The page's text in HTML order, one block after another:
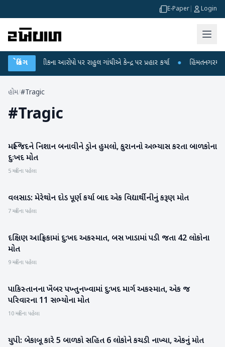
E-Paper Login
બ્રેકિંગ
પરીક્ષા લીકના આરોપો પર રાહુલ ગાંધીએ કેન્દ્ર પર પ્રહાર કર્યા ● હિંમતનગરમાં
હોમ/#Tragic
#Tragic
રાષ્ટ્રીય
મસ્જિદને નિશાન બનાવીને ડ્રોન હુમલો, કુરાનનો અભ્યાસ કરતા બાળકોના
દુઃખદ મોત
5 મહિના પહેલા
રાષ્ટ્રીય
વલસાડ: મેરેથોન દોડ પૂર્ણ કર્યા બાદ એક વિદ્યાર્થીનીનું કરૂણ મોત
7 મહિના પહેલા
આંતરરાષ્ટ્રીય
દક્ષિણ આફ્રિકામાં દુ:ખદ અકસ્માત, બસ ખાડામાં પડી જતા 42 લોકોના
મોત
9 મહિના પહેલા
આંતરરાષ્ટ્રીય
પાકિસ્તાનના ખૈબર પખ્તુનખ્વામાં દુ:ખદ માર્ગ અકસ્માત, એક જ
પરિવારના 11 સભ્યોના મોત
10 મહિના પહેલા
રાષ્ટ્રીય
યુપી: બેકાબૂ કારે 5 બાળકો સહિત 6 લોકોને કચડી નાખ્યા, એકનું મોત